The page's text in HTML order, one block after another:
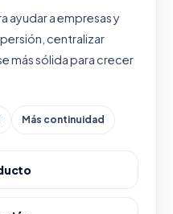
ayudar a empresas y
centralizar
más sólida para crecer
Más continuidad